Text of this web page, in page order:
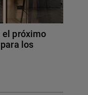
el próximo
los